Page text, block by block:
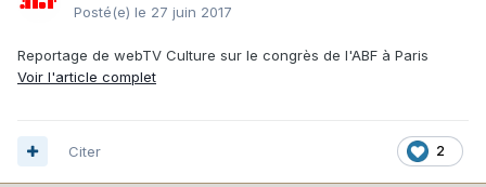
Posté(e) le 27 juin 2017
Reportage de webTV Culture sur le congrès de l'ABF à Paris
Voir l'article complet
2
Citer